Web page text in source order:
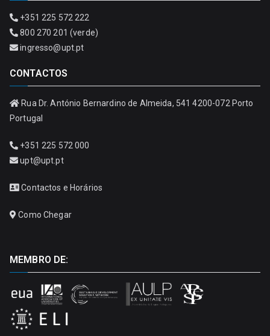
+351 225 572 222
800 270 201 (verde)
ingresso@upt.pt
CONTACTOS
Rua Dr. António Bernardino de Almeida, 541 4200-072 Porto
Portugal
+351 225 572 000
upt@upt.pt
Contactos e Horários
Como Chegar
MEMBRO DE: